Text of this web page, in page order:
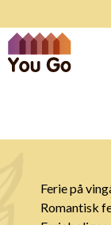
Ferie på
Romantisk